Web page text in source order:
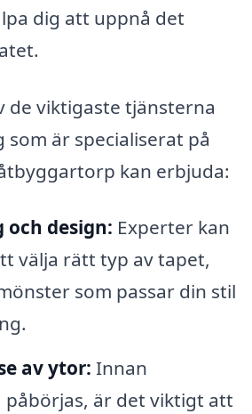
dig att uppnå det
de viktigaste tjänsterna
är specialiserat på
kan erbjuda:
och design: Experter kan
välja rätt typ av tapet,
som passar din stil
av ytor: Innan
är det viktigt att